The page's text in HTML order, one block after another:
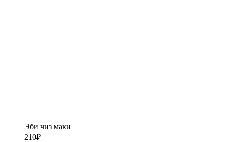
Эби чиз маки
210₽